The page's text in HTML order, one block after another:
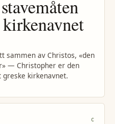
sammen av Christos, «den
— Christopher er den
kirkenavnet.
C